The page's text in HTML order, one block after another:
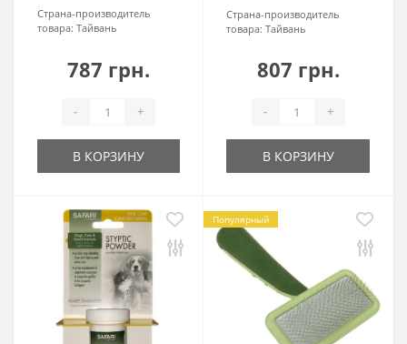
Страна-производитель
товара: Тайвань
787 грн.
- +
В КОРЗИНУ
Страна-производитель
товара: Тайвань
807 грн.
- +
В КОРЗИНУ
Популярный